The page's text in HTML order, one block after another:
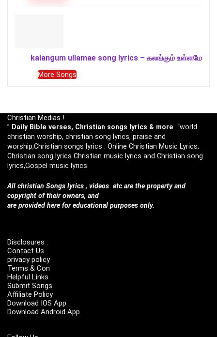
kalangum ullamae song lyrics – கலங்கும் உள்ளமே
More Songs
Christian Medias !
” Daily Bible verses, Christian songs lyrics & more “world
christian worship, christian song lyrics, praise and
worship,Christian songs lyrics . Online Christian Music Lyrics,
Christian song lyrics Christian music lyrics and Christian song
lyrics,Gospel music lyrics.
All christian Songs lyrics , videos etc are the property and
copyright of their owners, and
are provided here for educational purposes only.
Disclosures :
Contact Us
privacy policy
Terms & Con
Helpful Links
Submit Songs
Affiliate Policy
Download IOS App
Download Android App